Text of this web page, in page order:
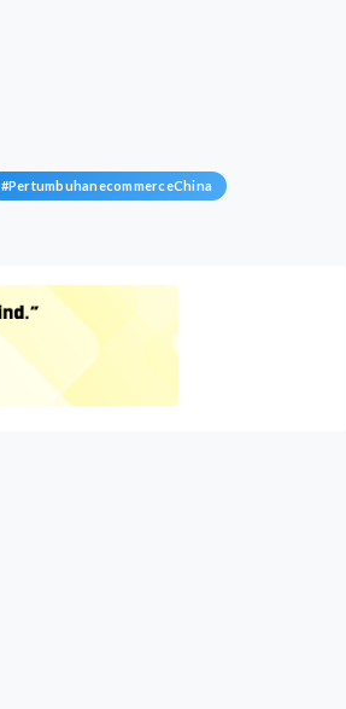
#PertumbuhanecommerceChina